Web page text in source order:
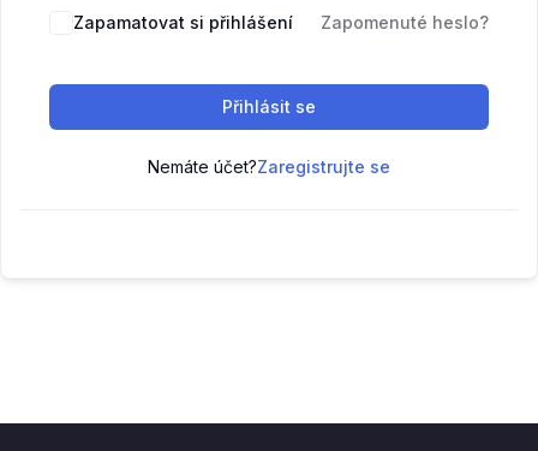
Zapamatovat si přihlášení Zapomenuté heslo?
Přihlásit se
Nemáte účet?Zaregistrujte se